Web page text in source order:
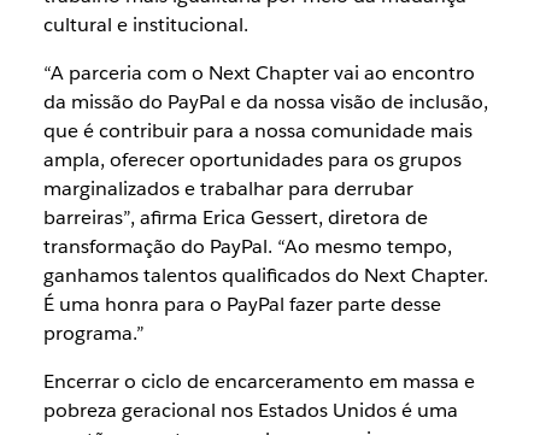
cultural e institucional.
“A parceria com o Next Chapter vai ao encontro
da missão do PayPal e da nossa visão de inclusão,
que é contribuir para a nossa comunidade mais
ampla, oferecer oportunidades para os grupos
marginalizados e trabalhar para derrubar
barreiras”, afirma Erica Gessert, diretora de
transformação do PayPal. “Ao mesmo tempo,
ganhamos talentos qualificados do Next Chapter.
É uma honra para o PayPal fazer parte desse
programa.”
Encerrar o ciclo de encarceramento em massa e
pobreza geracional nos Estados Unidos é uma